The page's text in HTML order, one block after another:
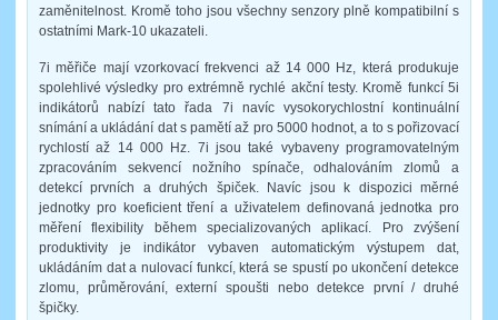
zaměnitelnost. Kromě toho jsou všechny senzory plně kompatibilní s
ostatními Mark-10 ukazateli.
7i měřiče mají vzorkovací frekvenci až 14 000 Hz, která produkuje
spolehlivé výsledky pro extrémně rychlé akční testy. Kromě funkcí 5i
indikátorů nabízí tato řada 7i navíc vysokorychlostní kontinuální
snímání a ukládání dat s pamětí až pro 5000 hodnot, a to s pořizovací
rychlostí až 14 000 Hz. 7i jsou také vybaveny programovatelným
zpracováním sekvencí nožního spínače, odhalováním zlomů a
detekcí prvních a druhých špiček. Navíc jsou k dispozici měrné
jednotky pro koeficient tření a uživatelem definovaná jednotka pro
měření flexibility během specializovaných aplikací. Pro zvýšení
produktivity je indikátor vybaven automatickým výstupem dat,
ukládáním dat a nulovací funkcí, která se spustí po ukončení detekce
zlomu, průměrování, externí spoušti nebo detekce první / druhé
špičky.